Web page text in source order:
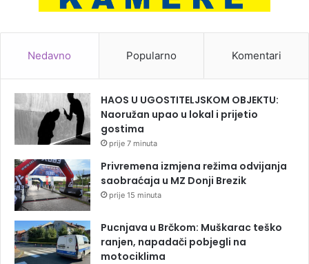
Nedavno Popularno Komentari
HAOS U UGOSTITELJSKOM OBJEKTU:
Naoružan upao u lokal i prijetio
gostima
prije 7 minuta
Privremena izmjena režima odvijanja
saobraćaja u MZ Donji Brezik
prije 15 minuta
Pucnjava u Brčkom: Muškarac teško
ranjen, napadači pobjegli na
motociklima